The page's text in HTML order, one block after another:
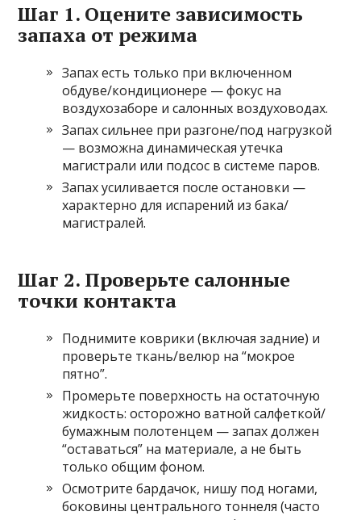
Шаг 1. Оцените зависимость
запаха от режима
Запах есть только при включенном
обдуве/кондиционере — фокус на
воздухозаборе и салонных воздуховодах.
Запах сильнее при разгоне/под нагрузкой
— возможна динамическая утечка
магистрали или подсос в системе паров.
Запах усиливается после остановки —
характерно для испарений из бака/
магистралей.
Шаг 2. Проверьте салонные
точки контакта
Поднимите коврики (включая задние) и
проверьте ткань/велюр на “мокрое
пятно”.
Промерьте поверхность на остаточную
жидкость: осторожно ватной салфеткой/
бумажным полотенцем — запах должен
“оставаться” на материале, а не быть
только общим фоном.
Осмотрите бардачок, нишу под ногами,
боковины центрального тоннеля (часто